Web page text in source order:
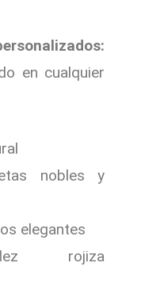
en cualquier
nobles y
elegantes
rojiza